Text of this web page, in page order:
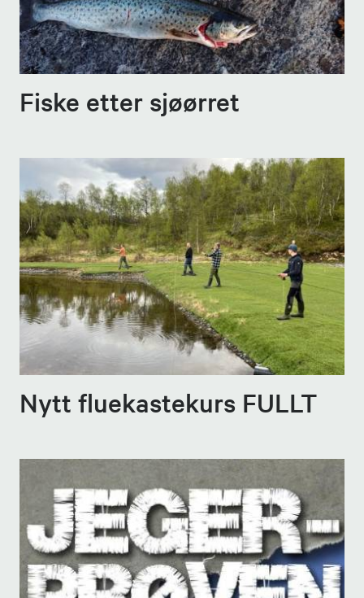
Fiske etter sjøørret
Nytt fluekastekurs FULLT